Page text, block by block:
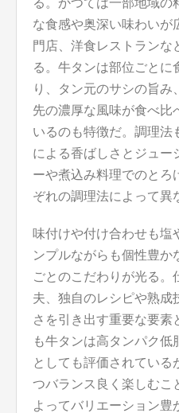
る。かつては一部地域の
な食感や奥深い味わいが
門店、洋食レストランな
る。牛タンは部位ごとに
り、タン元のサシの旨み
先の濃厚な風味が食べ比
いるのも特徴だ。調理法
による香ばしさとジュー
ーや煮込み料理でのとろ
ぞれの調理法によって異
味付けや付け合わせも塩
ンプルながらも個性豊か
ごとのこだわりが光る。
夫、独自のレシピや熟成
さを引き出す重要な要素
も牛タンは高タンパク
としても評価されている
つバランス良く楽しむこ
よってバリエーション豊